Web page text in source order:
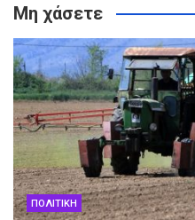
Μη χάσετε
ΠΟΛΙΤΙΚΗ